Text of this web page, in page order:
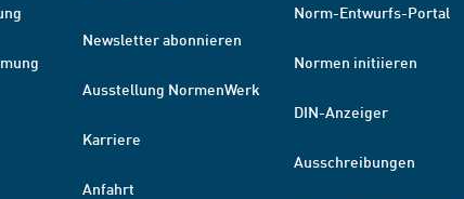
Newsletter abonnieren
Ausstellung NormenWerk
Karriere
Anfahrt
Norm-Entwurfs-Portal
Normen initiieren
DIN-Anzeiger
Ausschreibungen